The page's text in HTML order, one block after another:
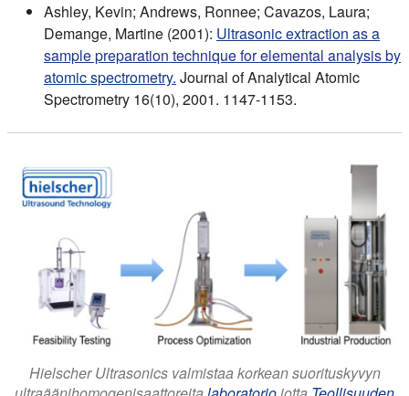
Ashley, Kevin; Andrews, Ronnee; Cavazos, Laura;
Demange, Martine (2001): Ultrasonic extraction as a
sample preparation technique for elemental analysis by
atomic spectrometry. Journal of Analytical Atomic
Spectrometry 16(10), 2001. 1147-1153.
Hielscher Ultrasonics valmistaa korkean suorituskyvyn